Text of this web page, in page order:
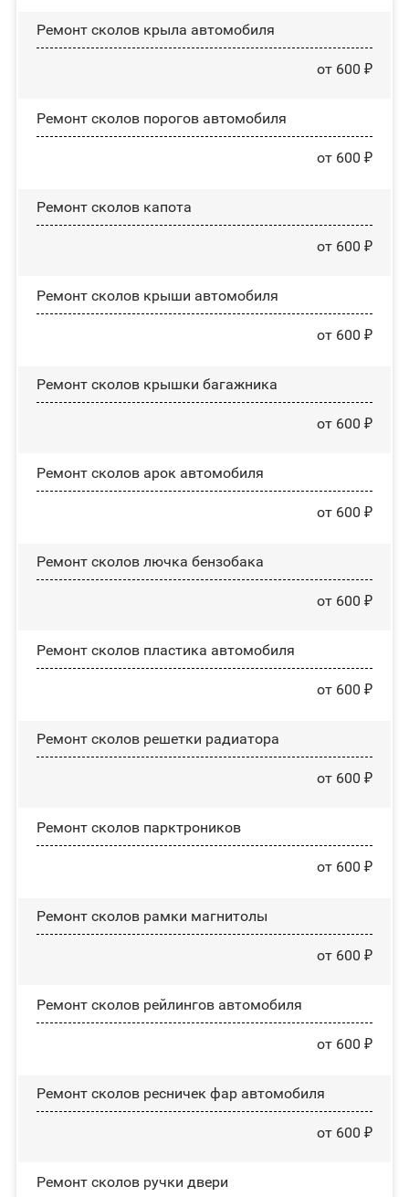
Ремонт сколов крыла автомобиля
от 600 ₽
Ремонт сколов порогов автомобиля
от 600 ₽
Ремонт сколов капота
от 600 ₽
Ремонт сколов крыши автомобиля
от 600 ₽
Ремонт сколов крышки багажника
от 600 ₽
Ремонт сколов арок автомобиля
от 600 ₽
Ремонт сколов лючка бензобака
от 600 ₽
Ремонт сколов пластика автомобиля
от 600 ₽
Ремонт сколов решетки радиатора
от 600 ₽
Ремонт сколов парктроников
от 600 ₽
Ремонт сколов рамки магнитолы
от 600 ₽
Ремонт сколов рейлингов автомобиля
от 600 ₽
Ремонт сколов ресничек фар автомобиля
от 600 ₽
Ремонт сколов ручки двери